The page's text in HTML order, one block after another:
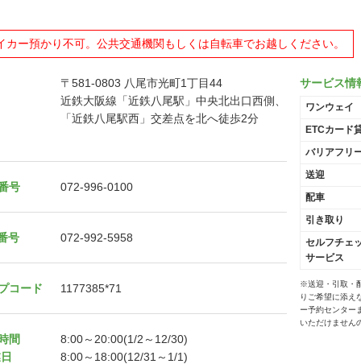
カー預かり不可。公共交通機関もしくは自転車でお越しください。
〒581-0803 八尾市光町1丁目44
近鉄大阪線「近鉄八尾駅」中央北出口西側、
「近鉄八尾駅西」交差点を北へ徒歩2分
号 072-996-0100
号 072-992-5958
コード 1177385*71
間
8:00～20:00(1/2～12/30)
8:00～18:00(12/31～1/1)
サービス情
ワンウェイ
ETCカード
バリアフリ
送迎
配車
引き取り
セルフチェ
サービス
※送迎・引取・
りご希望に添え
ー予約センター
いただけません